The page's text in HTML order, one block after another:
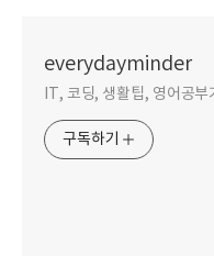
everydayminder
IT, 코딩, 생활팁, 영어공
구독하기